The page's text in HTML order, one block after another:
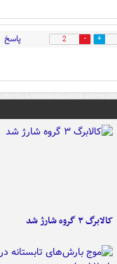
2 پاسخ
کالابرگ ۳ گروه شارژ شد